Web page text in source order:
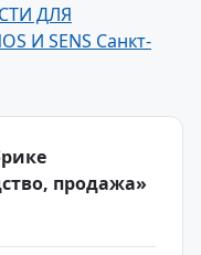
ДЛЯ
И SENS Санкт-
продажа»